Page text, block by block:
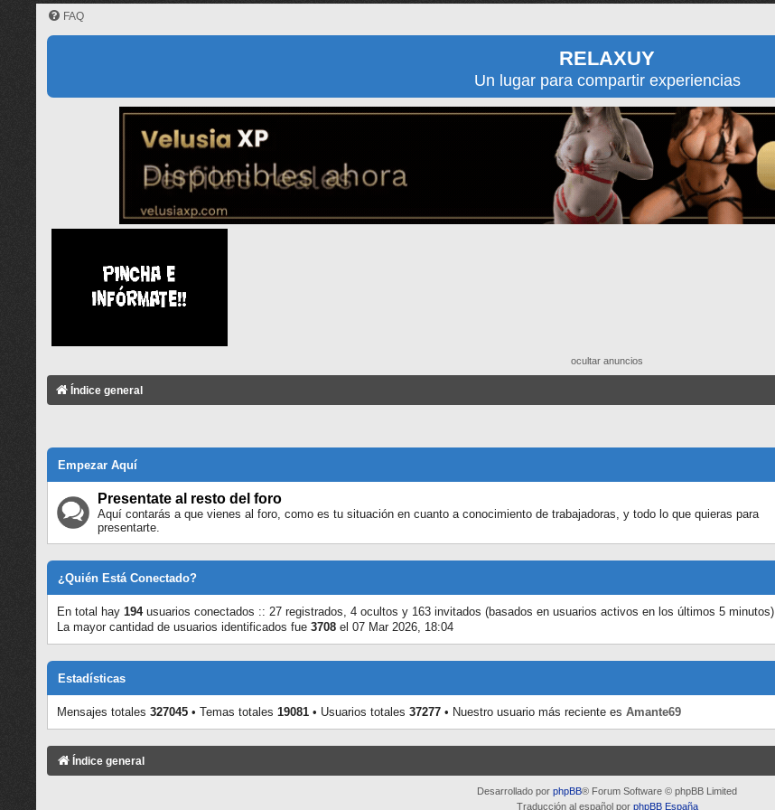
FAQ
RELAXUY
Un lugar para compartir experiencias
ocultar anuncios
Índice general
Empezar Aquí
Presentate al resto del foro
Aquí contarás a que vienes al foro, como es tu situación en cuanto a conocimiento de trabajadoras, y todo lo que quieras para
presentarte.
¿Quién Está Conectado?
En total hay 194usuarios conectados :: 27 registrados, 4 ocultos y 163 invitados (basados en usuarios activos en los últimos 5 minutos)
La mayor cantidad de usuarios identificados fue 3708 el 07 Mar 2026, 18:04
Estadísticas
Mensajes totales 327045 • Temas totales 19081 • Usuarios totales 37277 • Nuestro usuario más reciente es Amante69
Índice general
Desarrollado por phpBB® Forum Software © phpBB Limited
Traducción al español por phpBB España